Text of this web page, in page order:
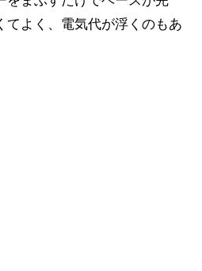
てよく、電気代が浮くのもあ